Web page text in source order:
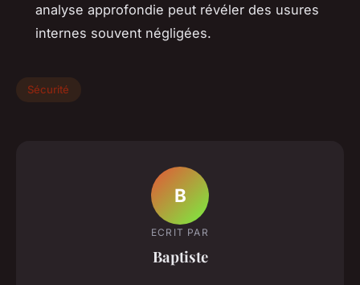
analyse approfondie peut révéler des usures
internes souvent négligées.
Sécurité
B
ECRIT PAR
Baptiste